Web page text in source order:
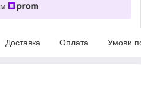
Доставка Оплата Умови